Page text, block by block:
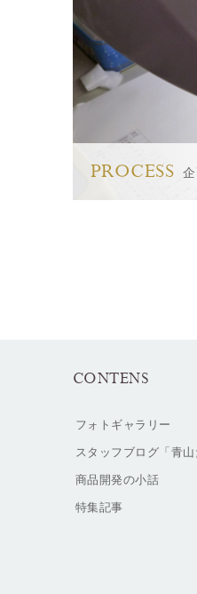
PROCESS
CONTENS
フォトギャラリー
スタッフブログ「青山
商品開発の小話
特集記事